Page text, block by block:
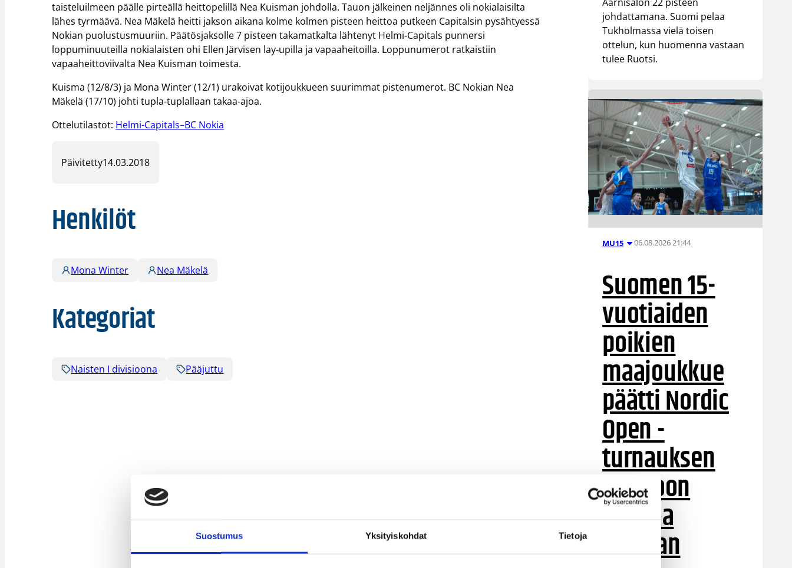
Suostumus Yksityiskohdat Tietoja
taisteluilmeen päälle pirteällä heittopelillä Nea Kuisman johdolla. Tauon jälkeinen neljännes oli nokialaisilta
lähes tyrmäävä. Nea Mäkelä heitti jakson aikana kolme kolmen pisteen heittoa putkeen Capitalsin pysähtyessä
Nokian puolustusmuuriin. Päätösjaksolle 7 pisteen takamatkalta lähtenyt Helmi-Capitals punnersi
loppuminuuteilla nokialaisten ohi Ellen Järvisen lay-upilla ja vapaaheitoilla. Loppunumerot ratkaistiin
vapaaheittoviivalta Nea Kuisman toimesta.
Kuisma (12/8/3) ja Mona Winter (12/1) urakoivat kotijoukkueen suurimmat pistenumerot. BC Nokian Nea
Mäkelä (17/10) johti tupla-tuplallaan takaa-ajoa.
Ottelutilastot: Helmi-Capitals–BC Nokia
Päivitetty14.03.2018
Henkilöt
Mona Winter Nea Mäkelä
Kategoriat
Naisten I divisioona Pääjuttu
johdattamana. Suomi pelaa
Tukholmassa vielä toisen
ottelun, kun huomenna vastaan
tulee Ruotsi.
MU15 06.08.2026 21:44
Suomen 15-
vuotiaiden
poikien
maajoukkue
päätti Nordic
Open -
turnauksen
tappioon
Latviaa
vastaan